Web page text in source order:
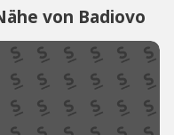
von Badiovo